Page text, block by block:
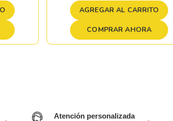
AGREGAR AL CARRITO
COMPRAR AHORA
Atención personalizada